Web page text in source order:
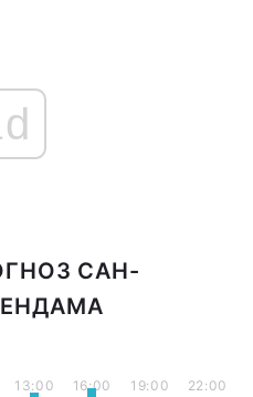
САН-
13:00 16:00 19:00 22:00